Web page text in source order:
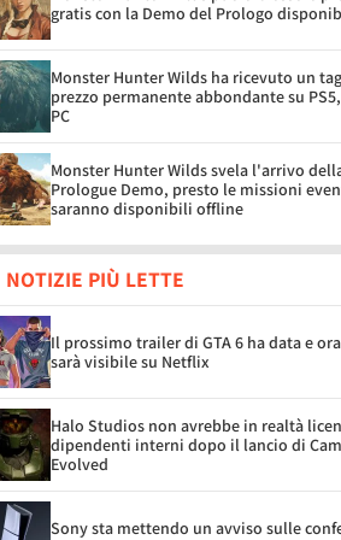
gratis con la Demo del Prologo
Monster Hunter Wilds ha ricevuto un
prezzo permanente abbondante su
PC
Monster Hunter Wilds svela l'arrivo
Prologue Demo, presto le missioni
saranno disponibili offline
NOTIZIE PIÙ LETTE
Il prossimo trailer di GTA 6 ha data e
sarà visibile su Netflix
Halo Studios non avrebbe in realtà
dipendenti interni dopo il lancio di
Evolved
Sony sta mettendo un avviso sulle